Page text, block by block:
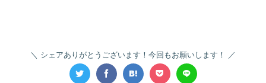
シェアありがとうございます！今回もお願いします！